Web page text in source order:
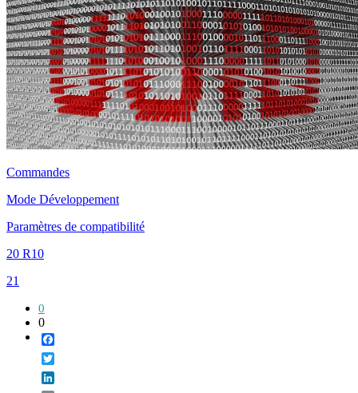
Commandes
Mode Développement
Paramètres de compatibilité
20 R10
21
0
0